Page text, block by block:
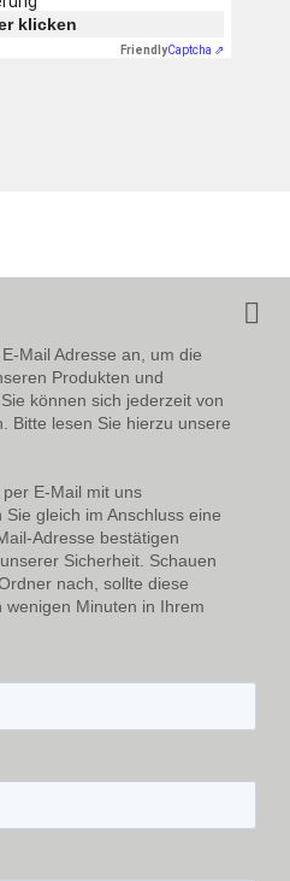
Mail Adresse an, um die
Produkten und
können sich jederzeit von
Bitte lesen Sie hierzu unsere
E-Mail mit uns
gleich im Anschluss eine
Adresse bestätigen
Sicherheit. Schauen
nach, sollte diese
wenigen Minuten in Ihrem